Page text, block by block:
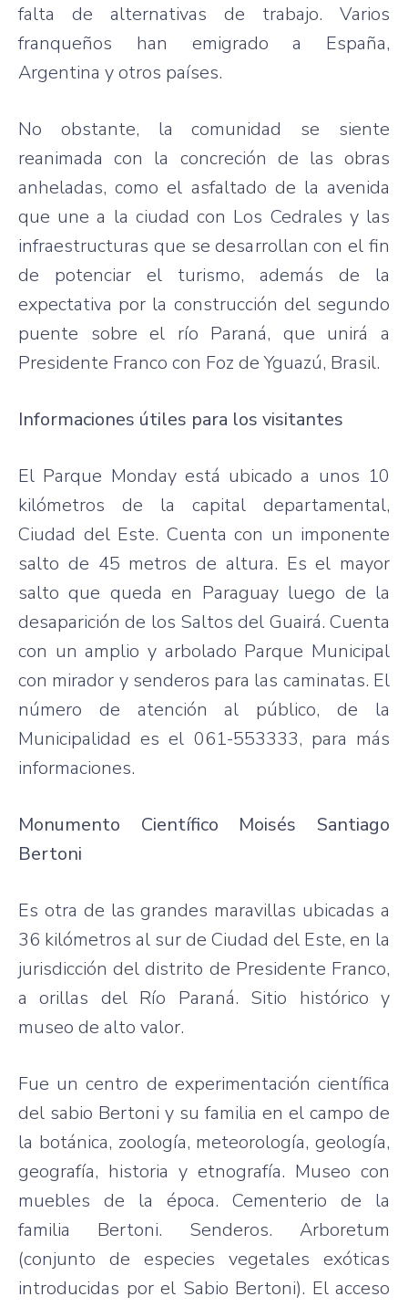
falta de alternativas de trabajo. Varios
franqueños han emigrado a España,
Argentina y otros países.
No obstante, la comunidad se siente
reanimada con la concreción de las obras
anheladas, como el asfaltado de la avenida
que une a la ciudad con Los Cedrales y las
infraestructuras que se desarrollan con el fin
de potenciar el turismo, además de la
expectativa por la construcción del segundo
puente sobre el río Paraná, que unirá a
Presidente Franco con Foz de Yguazú, Brasil.
Informaciones útiles para los visitantes
El Parque Monday está ubicado a unos 10
kilómetros de la capital departamental,
Ciudad del Este. Cuenta con un imponente
salto de 45 metros de altura. Es el mayor
salto que queda en Paraguay luego de la
desaparición de los Saltos del Guairá. Cuenta
con un amplio y arbolado Parque Municipal
con mirador y senderos para las caminatas. El
número de atención al público, de la
Municipalidad es el 061-553333, para más
informaciones.
Monumento Científico Moisés Santiago
Bertoni
Es otra de las grandes maravillas ubicadas a
36 kilómetros al sur de Ciudad del Este, en la
jurisdicción del distrito de Presidente Franco,
a orillas del Río Paraná. Sitio histórico y
museo de alto valor.
Fue un centro de experimentación científica
del sabio Bertoni y su familia en el campo de
la botánica, zoología, meteorología, geología,
geografía, historia y etnografía. Museo con
muebles de la época. Cementerio de la
familia Bertoni. Senderos. Arboretum
(conjunto de especies vegetales exóticas
introducidas por el Sabio Bertoni). El acceso